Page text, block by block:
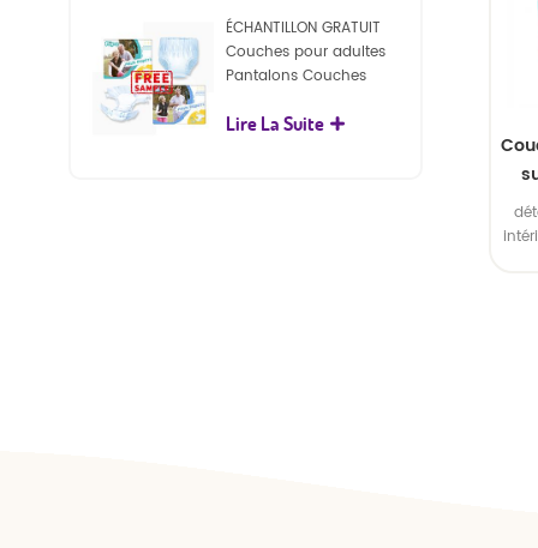
ÉCHANTILLON GRATUIT
Couches pour adultes
Pantalons Couches
pour adultes
Lire La Suite